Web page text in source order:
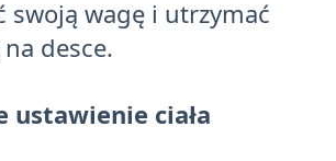
swoją wagę i utrzymać
desce.
ustawienie ciała